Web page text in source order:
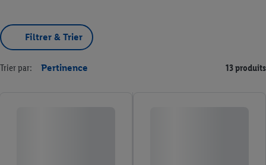
Filtrer & Trier
Trier par: Pertinence 13 produits